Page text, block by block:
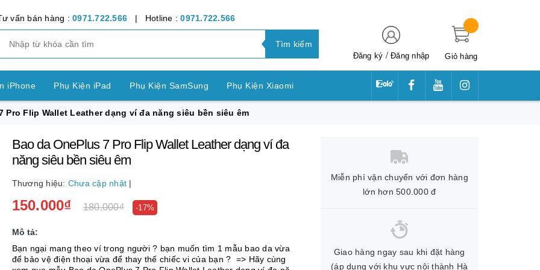
vấn bán hàng : 0971.722.566 | Hotline :0971.722.566
Tìm kiếm
Đăng ký /Đăng nhập Giỏ hàng
iPhone Phụ Kiện iPad Phụ Kiện SamSung Phụ Kiện Xiaomi
OPPO Phụ Kiện Vivo Phụ Kiện Realme Phụ Kiện Huawei
LG Phụ Kiện Nokia Phụ Kiện Sony
Apple Watch Phụ Kiện khác Pin Điện Thoại
Pro Flip Wallet Leather dạng ví đa năng siêu bền siêu êm
Bao da OnePlus 7 Pro Flip Wallet Leather dạng ví đa
năng siêu bền siêu êm
Thương hiệu: Chưa cập nhật |
150.000₫ 180.000₫ -17%
Mô tả:
Bạn ngại mang theo ví trong người ? bạn muốn tìm 1 mẫu bao da vừa
để bảo vệ điện thoại vừa để thay thế chiếc vi của bạn ? => Hãy cùng
Miễn phí vận chuyển với đơn hàng
lớn hơn 500.000 đ
Giao hàng ngay sau khi đặt hàng
(áp dụng với khu vực nội thành Hà